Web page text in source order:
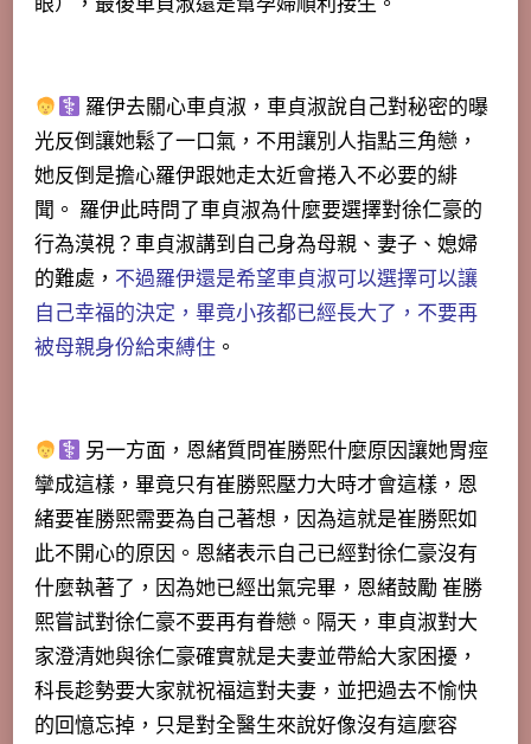
羅伊去關心車貞淑，車貞淑說自己對秘密的曝
光反倒讓她鬆了一口氣，不用讓別人指點三角戀，
她反倒是擔心羅伊跟她走太近會捲入不必要的緋
聞。 羅伊此時問了車貞淑為什麼要選擇對徐仁豪的
行為漠視？車貞淑講到自己身為母親、妻子、媳婦
的難處， 不過羅伊還是希望車貞淑可以選擇可以讓
自己幸福的決定，畢竟小孩都已經長大了，不要再
被母親身份給束縛住 。
另一方面，恩緒質問崔勝熙什麼原因讓她胃痙
攣成這樣，畢竟只有崔勝熙壓力大時才會這樣，恩
緒要崔勝熙需要為自己著想，因為這就是崔勝熙如
此不開心的原因。恩緒表示自己已經對徐仁豪沒有
什麼執著了，因為她已經出氣完畢， 恩緒鼓勵 崔勝
熙嘗試對徐仁豪不要再有眷戀 。隔天，車貞淑對大
家澄清她與徐仁豪確實就是夫妻並帶給大家困擾，
科長趁勢要大家就祝福這對夫妻，並把過去不愉快
的回憶忘掉，只是對全醫生來說好像沒有這麼容